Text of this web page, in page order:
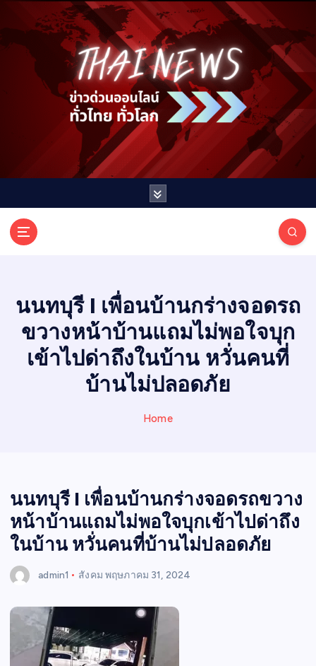
I
N
E
W
S
นนทบุรี I เพื่อนบ้านกร่างจอดรถ
ขวางหน้าบ้านแถมไม่พอใจบุก
เข้าไปด่าถึงในบ้าน หวั่นคนที่
บ้านไม่ปลอดภัย
Home
นนทบุรี I เพื่อนบ้านกร่างจอดรถขวาง
หน้าบ้านแถมไม่พอใจบุกเข้าไปด่าถึง
ในบ้าน หวั่นคนที่บ้านไม่ปลอดภัย
admin1 สังคม พฤษภาคม 31, 2024